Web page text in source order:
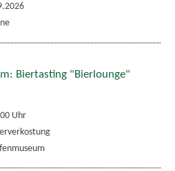
Biertasting "Bierlounge"
Uhr